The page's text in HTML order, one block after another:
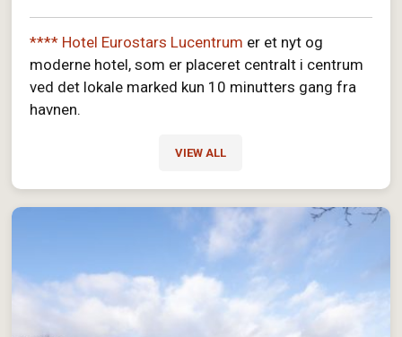
**** Hotel Eurostars Lucentrum er et nyt og
moderne hotel, som er placeret centralt i centrum
ved det lokale marked kun 10 minutters gang fra
havnen.
VIEW ALL